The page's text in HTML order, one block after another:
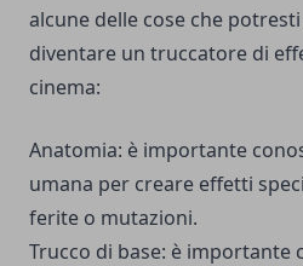
alcune delle cose che
diventare un truccatore di
cinema:
Anatomia: è importante
umana per creare effetti
ferite o mutazioni.
Trucco di base: è importante